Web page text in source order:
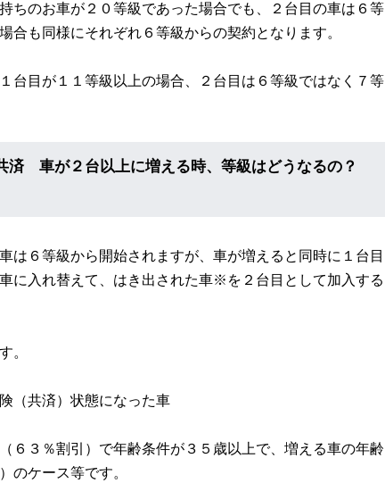
ちのお車が２０等級であった場合でも、２台目の車は６等
合も同様にそれぞれ６等級からの契約となります。
台目が１１等級以上の場合、２台目は６等級ではなく７等
済 車が２台以上に増える時、等級はどうなるの？
は６等級から開始されますが、車が増えると同時に１台目
に入れ替えて、はき出された車※を２台目として加入する
。
（共済）状態になった車
６３％割引）で年齢条件が３５歳以上で、増える車の年齢
のケース等です。